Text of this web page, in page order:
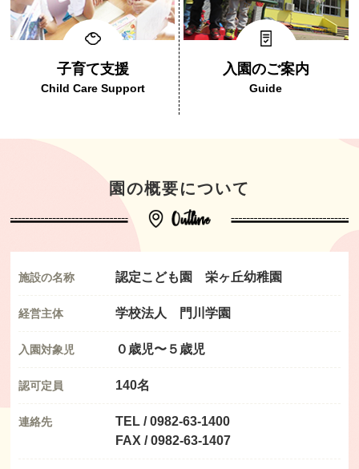
子育て支援
Child Care Support
入園のご案内
Guide
園の概要について
施設の名称 認定こども園 栄ヶ丘幼稚園
経営主体 学校法人 門川学園
入園対象児 ０歳児〜５歳児
認可定員 140名
連絡先
TEL / 0982-63-1400
FAX / 0982-63-1407